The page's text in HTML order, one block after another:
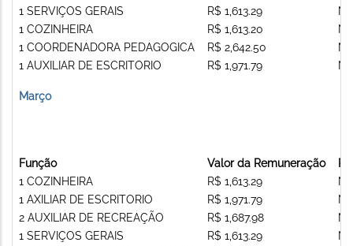
1 SERVIÇOS GERAIS
1 COZINHEIRA
1 COORDENADORA PEDAGOGICA
1 AUXILIAR DE ESCRITORIO
R$ 1,613.29
R$ 1,613.20
R$ 2,642.50
R$ 1,971.79
Março
Função
1 COZINHEIRA
1 AXILIAR DE ESCRITORIO
2 AUXILIAR DE RECREAÇÃO
1 SERVIÇOS GERAIS
Valor da Remuneração
R$ 1,613.29
R$ 1,971.79
R$ 1,687.98
R$ 1,613.29